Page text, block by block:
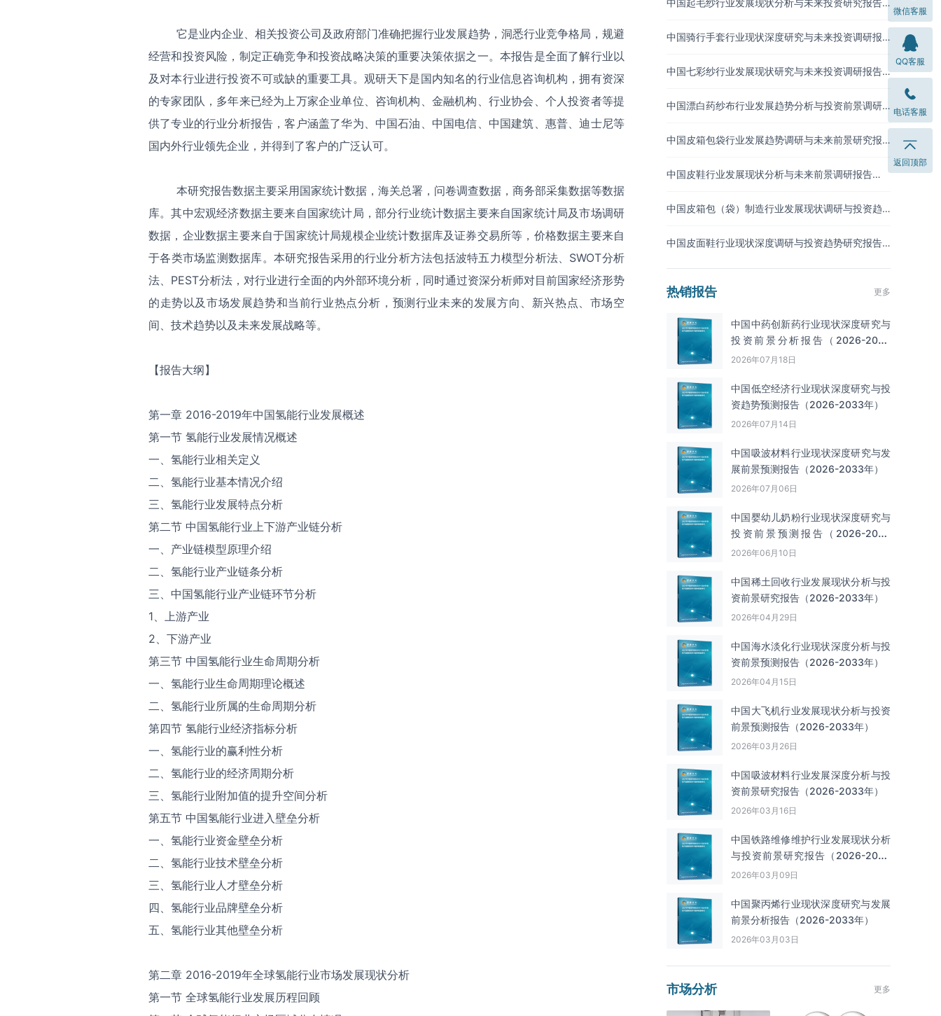
它是业内企业、相关投资公司及政府部门准确把握行业发展趋势，洞悉行业竞争格局，规避
经营和投资风险，制定正确竞争和投资战略决策的重要决策依据之一。本报告是全面了解行业以
及对本行业进行投资不可或缺的重要工具。观研天下是国内知名的行业信息咨询机构，拥有资深
的专家团队，多年来已经为上万家企业单位、咨询机构、金融机构、行业协会、个人投资者等提
供了专业的行业分析报告，客户涵盖了华为、中国石油、中国电信、中国建筑、惠普、迪士尼等
国内外行业领先企业，并得到了客户的广泛认可。
本研究报告数据主要采用国家统计数据，海关总署，问卷调查数据，商务部采集数据等数据
库。其中宏观经济数据主要来自国家统计局，部分行业统计数据主要来自国家统计局及市场调研
数据，企业数据主要来自于国家统计局规模企业统计数据库及证券交易所等，价格数据主要来自
于各类市场监测数据库。本研究报告采用的行业分析方法包括波特五力模型分析法、SWOT分析
法、PEST分析法，对行业进行全面的内外部环境分析，同时通过资深分析师对目前国家经济形势
的走势以及市场发展趋势和当前行业热点分析，预测行业未来的发展方向、新兴热点、市场空
间、技术趋势以及未来发展战略等。
【报告大纲】
第一章 2016-2019年中国氢能行业发展概述
第一节 氢能行业发展情况概述
一、氢能行业相关定义
二、氢能行业基本情况介绍
三、氢能行业发展特点分析
第二节 中国氢能行业上下游产业链分析
一、产业链模型原理介绍
二、氢能行业产业链条分析
三、中国氢能行业产业链环节分析
1、上游产业
2、下游产业
第三节 中国氢能行业生命周期分析
一、氢能行业生命周期理论概述
二、氢能行业所属的生命周期分析
第四节 氢能行业经济指标分析
一、氢能行业的赢利性分析
二、氢能行业的经济周期分析
三、氢能行业附加值的提升空间分析
第五节 中国氢能行业进入壁垒分析
一、氢能行业资金壁垒分析
二、氢能行业技术壁垒分析
三、氢能行业人才壁垒分析
四、氢能行业品牌壁垒分析
五、氢能行业其他壁垒分析
第二章 2016-2019年全球氢能行业市场发展现状分析
第一节 全球氢能行业发展历程回顾
中国起毛纱行业发展现状分析与未来投资研究报告
中国骑行手套行业现状深度研究与未来投资调研报
中国七彩纱行业发展现状研究与未来投资调研报告
中国漂白药纱布行业发展趋势分析与投资前景调研
中国皮箱包袋行业发展趋势调研与未来前景研究报
中国皮鞋行业发展现状分析与未来前景调研报告
中国皮箱包（袋）制造行业发展现状调研与投资趋
中国皮面鞋行业现状深度调研与投资趋势研究报告
热销报告 更多
中国中药创新药行业现状深度研究与
投资前景分析报告（2026-2033
年）
2026年07月18日
中国低空经济行业现状深度研究与投
资趋势预测报告（2026-2033年）
2026年07月14日
中国吸波材料‌‌‌行业现状深度研究与发
展前景预测报告（2026-2033年）
2026年07月06日
中国婴幼儿奶粉行业现状深度研究与
投资前景预测报告（2026-2033
年）
2026年06月10日
中国‌‌稀土回收‌‌行业发展现状分析与投
资前景研究报告（2026-2033年）
2026年04月29日
中国海水淡化行业现状深度分析与投
资前景预测报告（2026-2033年）
2026年04月15日
中国大飞机行业发展现状分析与投资
前景预测报告（2026-2033年）
2026年03月26日
中国吸波材料行业发展深度分析与投
资前景研究报告（2026-2033年）
2026年03月16日
中国铁路维修维护行业发展现状分析
与投资前景研究报告（2026-2033
年）
2026年03月09日
中国聚丙烯行业现状深度研究与发展
前景分析报告（2026-2033年）
2026年03月03日
市场分析 更多
微信客服
QQ客服
电话客服
返回顶部